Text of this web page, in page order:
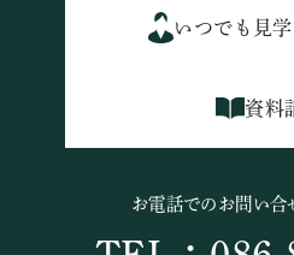
いつでも見
資料
お電話でのお問い合